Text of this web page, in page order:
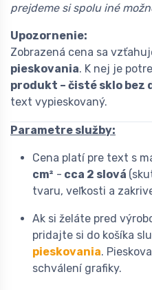
prejdeme si spolu iné
Upozornenie:
Zobrazená cena sa
pieskovania. K nej je
produkt – čisté sklo bez
text vypieskovaný.
Parametre služby:
Cena platí pre text s
cm² - cca 2 slová
tvaru, veľkosti a
Ak si želáte pred
pridajte si do košíka
pieskovania.
schválení grafiky.